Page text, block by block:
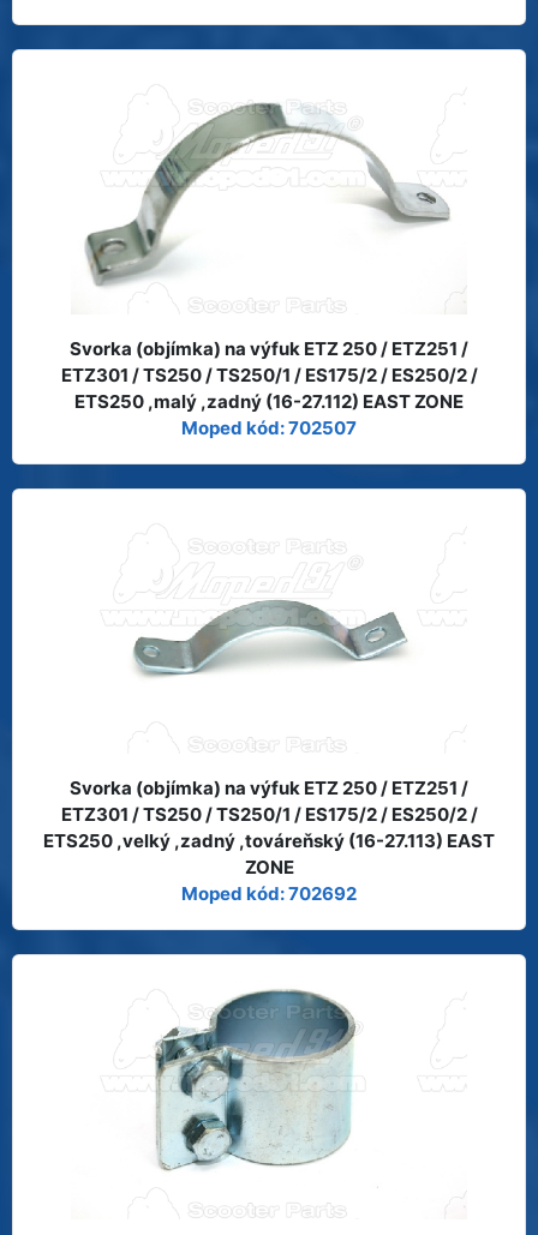
Svorka (objímka) na výfuk ETZ 250 / ETZ251 /
ETZ301 / TS250 / TS250/1 / ES175/2 / ES250/2 /
ETS250 ,malý ,zadný (16-27.112) EAST ZONE
Moped kód: 702507
Svorka (objímka) na výfuk ETZ 250 / ETZ251 /
ETZ301 / TS250 / TS250/1 / ES175/2 / ES250/2 /
ETS250 ,velký ,zadný ,továreňský (16-27.113) EAST
ZONE
Moped kód: 702692